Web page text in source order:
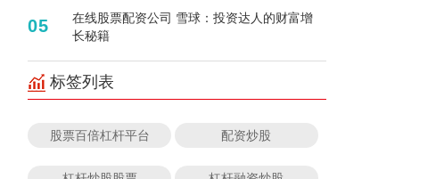
05
在线股票配资公司 雪球：投资达人的财富增
长秘籍
标签列表
股票百倍杠杆平台 配资炒股